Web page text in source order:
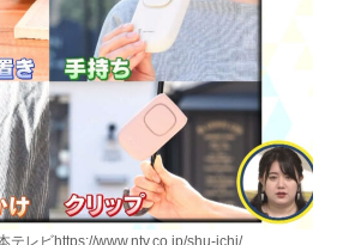
テレビhttps://www.ntv.co.jp/shu-ichi/